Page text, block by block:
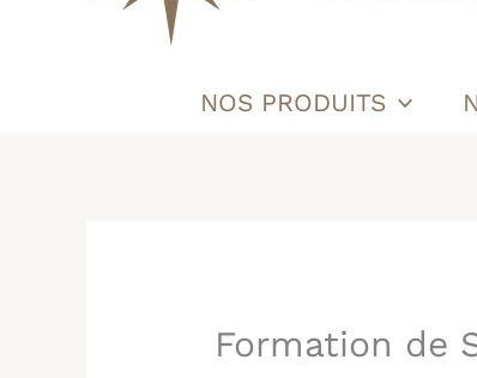
NOS PRODUITS
Formation de